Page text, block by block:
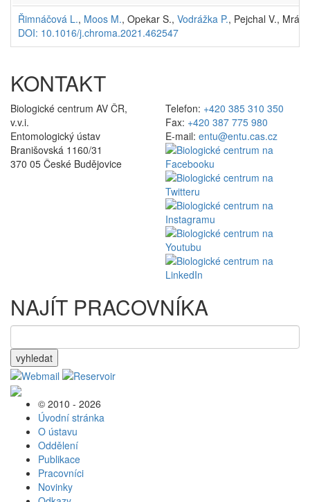
Řimnáčová L., Moos M., Opekar S., Vodrážka P., Pejchal V., Mráz
DOI: 10.1016/j.chroma.2021.462547
KONTAKT
Biologické centrum AV ČR,
v.v.i.
Entomologický ústav
Branišovská 1160/31
370 05 České Budějovice
Telefon: +420 385 310 350
Fax: +420 387 775 980
E-mail: entu@entu.cas.cz
NAJÍT PRACOVNÍKA
vyhledat
© 2010 - 2026
Úvodní stránka
O ústavu
Oddělení
Publikace
Pracovníci
Novinky